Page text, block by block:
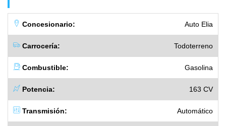
Concesionario: Auto Elia
Carrocería: Todoterreno
Combustible: Gasolina
Potencia: 163 CV
Transmisión: Automático